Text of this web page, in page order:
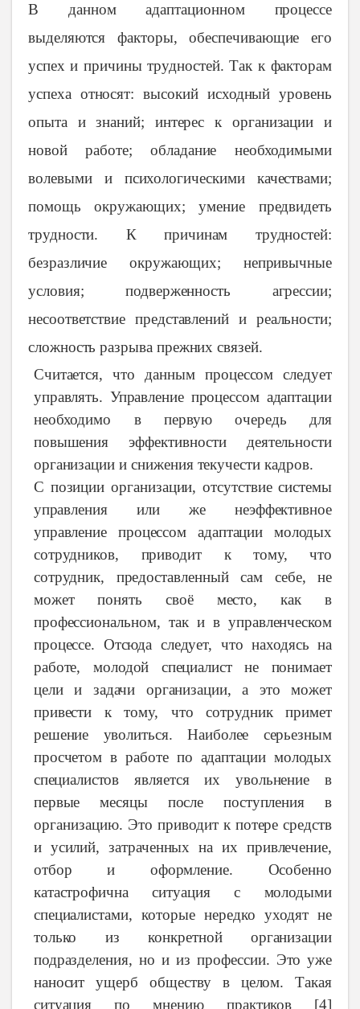
В данном адаптационном процессе
выделяются факторы, обеспечивающие его
успех и причины трудностей. Так к факторам
успеха относят: высокий исходный уровень
опыта и знаний; интерес к организации и
новой работе; обладание необходимыми
волевыми и психологическими качествами;
помощь окружающих; умение предвидеть
трудности. К причинам трудностей:
безразличие окружающих; непривычные
условия; подверженность агрессии;
несоответствие представлений и реальности;
сложность разрыва прежних связей.
Считается, что данным процессом следует
управлять. Управление процессом адаптации
необходимо впервую очередь
для
повышения
эффективности
деятельности
организации иснижения текучести кадров.
С позиции организации, отсутствие системы
управления
илиже неэффективное
управление
процессом адаптации
молодых
сотрудников,
приводит ктому, что
сотрудник,
предоставленныйсам себе, не
может
понять своё место, как в
профессиональном, таки в управленческом
процессе. Отсюда следует, чтонаходясь на
работе,
молодой специалистне понимает
цели и задачи организации, а этоможет
привести ктому, чтосотрудник
примет
решение
уволиться. Наиболее
серьезным
просчетом вработе по адаптации молодых
специалистов
является их увольнение в
первые
месяцы после поступления в
организацию. Этоприводитк потере средств
и усилий, затраченных наих привлечение,
отбор и оформление.
Особенно
катастрофична
ситуацияс молодыми
специалистами, которые нередко уходятне
только изконкретной организации
подразделения, но и изпрофессии. Это уже
наносит
ущерб обществув целом.
Такая
ситуация
по мнению практиков [4]